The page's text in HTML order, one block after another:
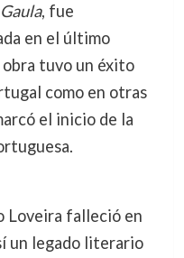
, fue
en el último
tuvo un éxito
como en otras
el inicio de la
Loveira falleció en
un legado literario